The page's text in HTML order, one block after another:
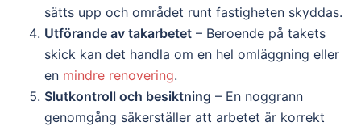
sätts upp och området runt fastigheten skyddas.
Utförande av takarbetet – Beroende på takets
skick kan det handla om en hel omläggning eller
en mindre renovering.
Slutkontroll och besiktning – En noggrann
genomgång säkerställer att arbetet är korrekt